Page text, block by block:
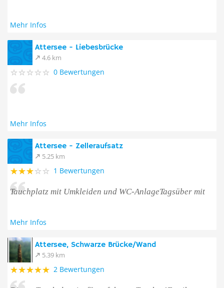
Mehr Infos
Attersee - Liebesbrücke
4.6 km
0 Bewertungen
Mehr Infos
Attersee - Zelleraufsatz
5.25 km
1 Bewertungen
Tauchplatz mit Umkleiden und WC-AnlageTagsüber mit
Mehr Infos
Attersee, Schwarze Brücke/Wand
5.39 km
2 Bewertungen